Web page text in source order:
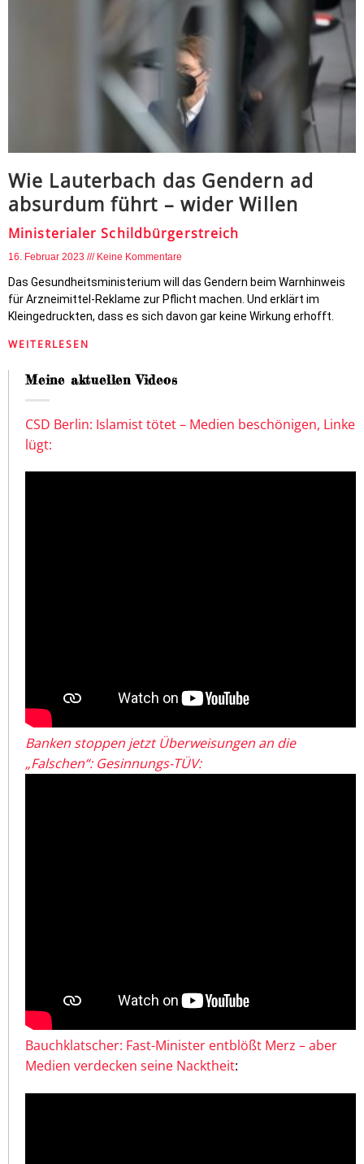
Wie Lauterbach das Gendern ad
absurdum führt – wider Willen
Ministerialer Schildbürgerstreich
16. Februar 2023 Keine Kommentare
Das Gesundheitsministerium will das Gendern beim Warnhinweis
für Arzneimittel-Reklame zur Pflicht machen. Und erklärt im
Kleingedruckten, dass es sich davon gar keine Wirkung erhofft.
WEITERLESEN
Meine aktuellen Videos
CSD Berlin: Islamist tötet – Medien beschönigen, Linke
lügt:
Banken stoppen jetzt Überweisungen an die
„Falschen“: Gesinnungs-TÜV:
Bauchklatscher: Fast-Minister entblößt Merz – aber
Medien verdecken seine Nacktheit: